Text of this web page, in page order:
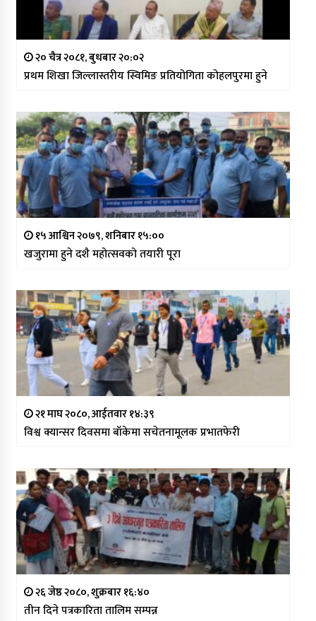
२० चैत्र २०८१, बुधबार २०:०२
प्रथम शिखा जिल्लास्तरीय स्विमिङ प्रतियोगिता कोहलपुरमा हुने
१५ आश्विन २०७९, शनिबार १५:००
खजुरामा हुने दशै महोत्सवको तयारी पूरा
२१ माघ २०८०, आईतवार १४:३९
विश्व क्यान्सर दिवसमा बाँकेमा सचेतनामूलक प्रभातफेरी
२६ जेष्ठ २०८०, शुक्रबार १६:४०
तीन दिने पत्रकारिता तालिम सम्पन्न